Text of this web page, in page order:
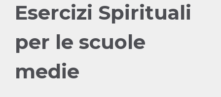
Esercizi Spirituali
per le scuole
medie